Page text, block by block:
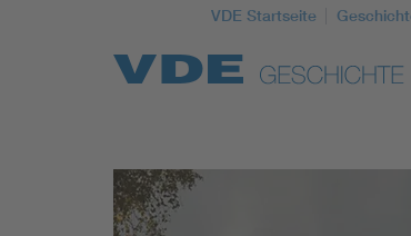
VDE Startseite
Top Themen